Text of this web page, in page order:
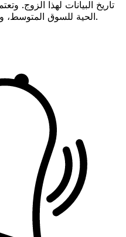
تاريخ البيانات لهذا الزوج.
الحية للسوق المتوسط، وهي سهلة الاستخدام وموثوقة تمامًا.